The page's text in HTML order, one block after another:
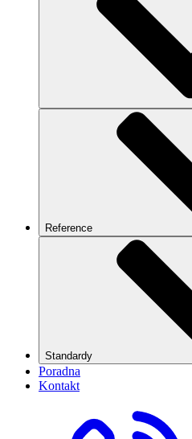
Reference
Standardy
Poradna
Kontakt